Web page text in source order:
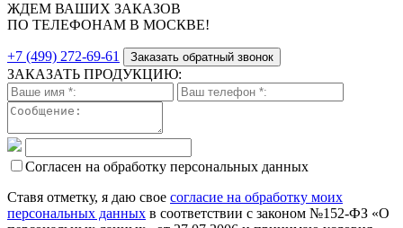
ЖДЕМ ВАШИХ ЗАКАЗОВ
ПО ТЕЛЕФОНАМ В МОСКВЕ!
+7 (499) 272-69-61 Заказать обратный звонок
ЗАКАЗАТЬ ПРОДУКЦИЮ:
Согласен на обработку персональных данных
Ставя отметку, я даю свое согласие на обработку моих
персональных данных в соответствии с законом №152-ФЗ «О